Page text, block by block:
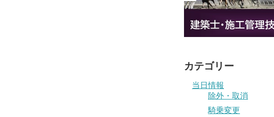
カテゴリー
当日情報
除外・取消
騎乗変更